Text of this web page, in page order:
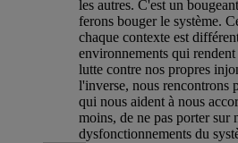
les autres. C'est un
ferons bouger le système.
chaque contexte est
environnements qui
lutte contre nos propres
l'inverse, nous rencontrons
qui nous aident à nous
moins, de ne pas porter sur
dysfonctionnements du